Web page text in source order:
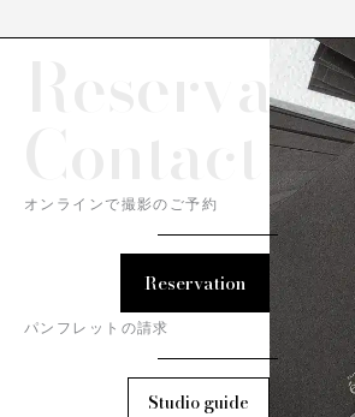
オンラインで撮影のご予約
Reservation
パンフレットの請求
Studio guide